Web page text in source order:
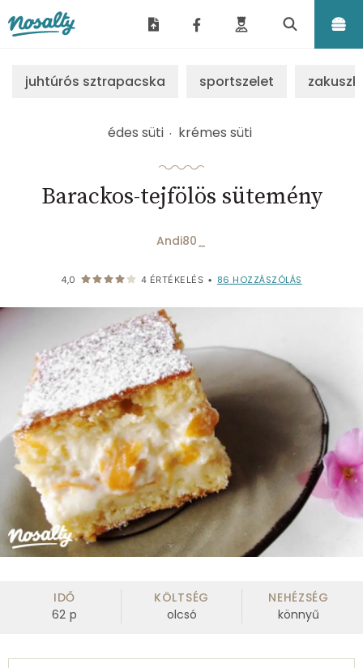
juhtúrós sztrapacska sportszelet
édes süti krémes süti
Barackos-tejfölös sütemény
Andi80_
4,0 4 ÉRTÉKELÉS • 86 HOZZÁSZÓLÁS
IDŐ
62 p
KÖLTSÉG
olcsó
NEHÉZSÉG
könnyű